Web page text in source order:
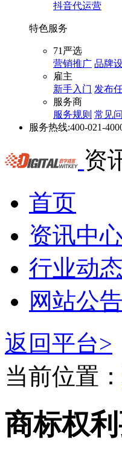
抖音代运营
特色服务
71严选
营销推广 品牌
雇主
新手入门 发布
服务商
服务规则 常见
服务热线:400-021-
资
首页
资讯中
行业动态
网站公告
返回平台>
当前位置：
商标权